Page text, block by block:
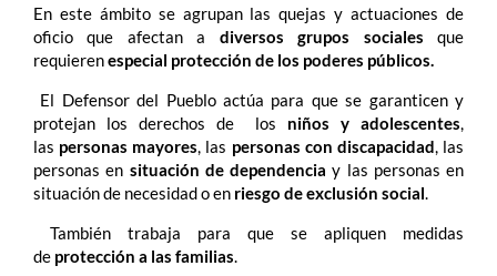
En este ámbito se agrupan las quejas y actuaciones de
oficio que afectan a diversos grupos sociales que
requierenespecial protección de los poderes públicos.
El Defensor del Pueblo actúa para que se garanticen y
protejan los derechos de los niños y adolescentes,
las personas mayores, las personas con discapacidad, las
personas en situación de dependencia y las personas en
situación de necesidad o en riesgo de exclusión social.
También trabaja para que se apliquen medidas
de protección a las familias.